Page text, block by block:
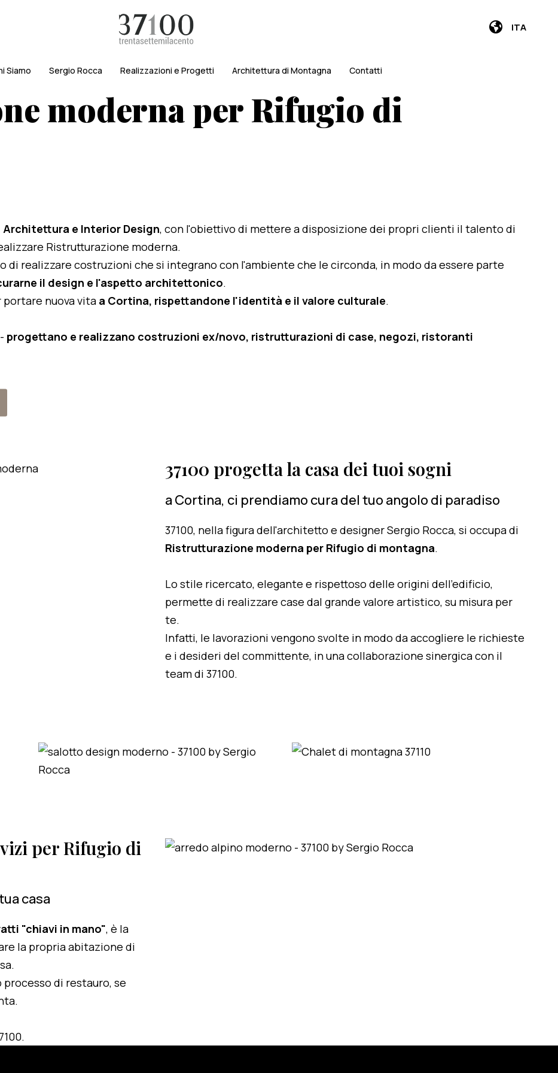
ITA
Siamo Sergio Rocca Realizzazioni e Progetti Architettura di Montagna Contatti
moderna per Rifugio di
Architettura e Interior Design, con l'obiettivo di mettere a disposizione dei propri clienti il talento di
Ristrutturazione moderna.
di realizzare costruzioni che si integrano con l'ambiente che le circonda, in modo da essere parte
il design e l'aspetto architettonico.
portare nuova vita a Cortina, rispettandone l'identità e il valore culturale.
progettano e realizzano costruzioni ex/novo, ristrutturazioni di case, negozi, ristoranti
37100 progetta la casa dei tuoi sogni
a Cortina, ci prendiamo cura del tuo angolo di paradiso
37100, nella figura dell'architetto e designer Sergio Rocca, si occupa di
Ristrutturazione moderna per Rifugio di montagna.
Lo stile ricercato, elegante e rispettoso delle origini dell'edificio,
permette di realizzare case dal grande valore artistico, su misura per
te.
Infatti, le lavorazioni vengono svolte in modo da accogliere le richieste
e i desideri del committente, in una collaborazione sinergica con il
team di 37100.
per Rifugio di
casa
"chiavi in mano", è la
la propria abitazione di
di restauro, se